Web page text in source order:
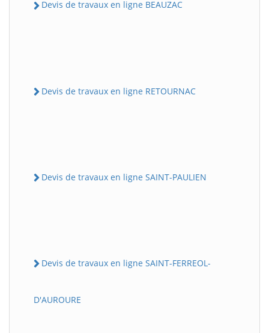
Devis de travaux en ligne BEAUZAC
Devis de travaux en ligne RETOURNAC
Devis de travaux en ligne SAINT-PAULIEN
Devis de travaux en ligne SAINT-FERREOL-
D'AUROURE